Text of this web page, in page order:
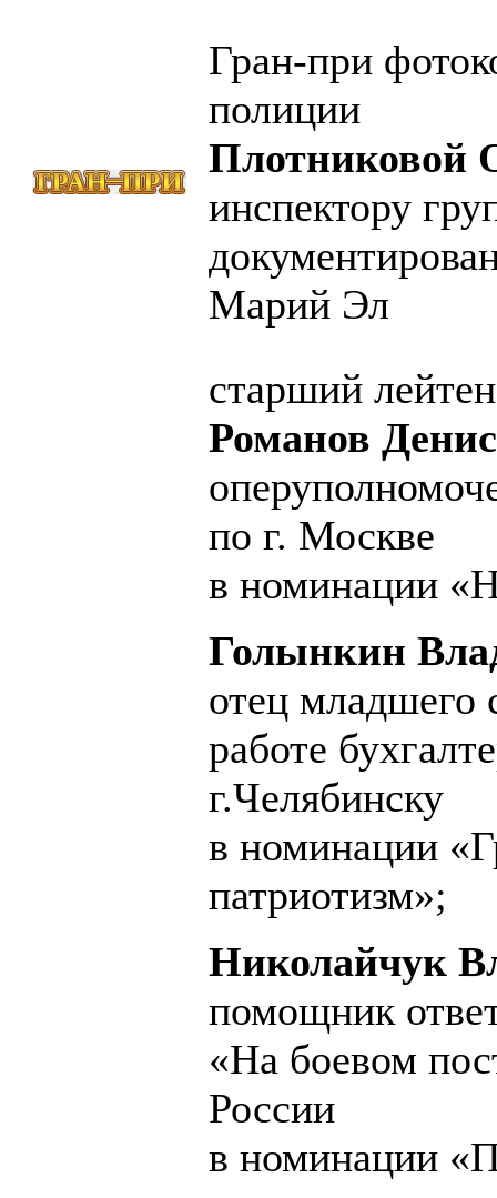
Гран-при
полиции
Плотниковой
инспектору
Марий Эл
старший
Романов
по г. Москве
в номинации
Голынкин
отец младшего
работе
г.Челябинску
в номинации
патриотизм»;
Николайчук
помощник
«На боевом
России
в номинации